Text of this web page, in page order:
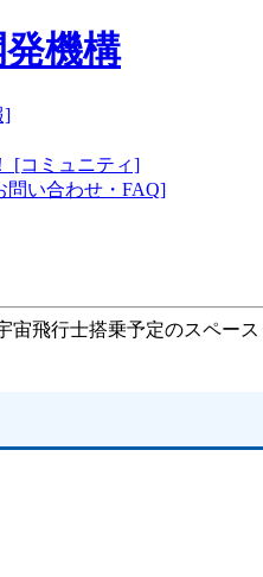
機構
]
[コミュニティ]
問い合わせ・FAQ]
宙飛行士搭乗予定のスペー